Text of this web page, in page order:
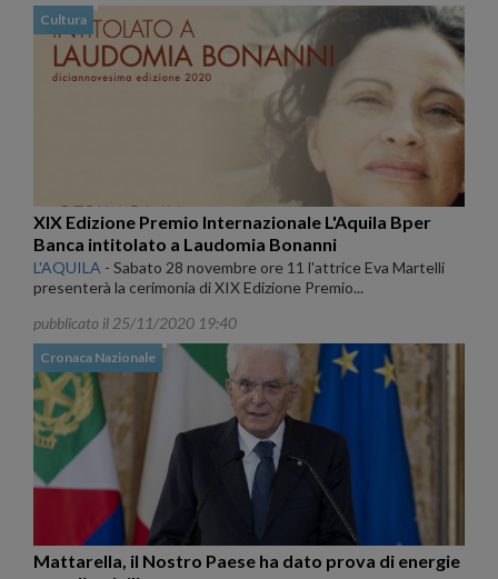
Cultura
XIX Edizione Premio Internazionale L'Aquila Bper
Banca intitolato a Laudomia Bonanni
L'AQUILA - Sabato 28 novembre ore 11 l'attrice Eva Martelli
presenterà la cerimonia di XIX Edizione Premio...
pubblicato il 25/11/2020 19:40
Cronaca Nazionale
Mattarella, il Nostro Paese ha dato prova di energie